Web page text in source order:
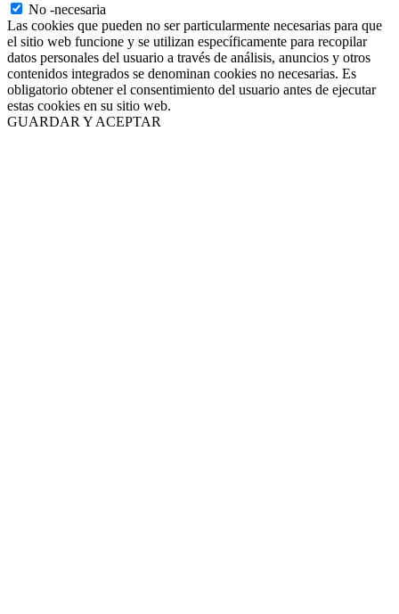
No -necesaria
Las cookies que pueden no ser particularmente necesarias para que
el sitio web funcione y se utilizan específicamente para recopilar
datos personales del usuario a través de análisis, anuncios y otros
contenidos integrados se denominan cookies no necesarias. Es
obligatorio obtener el consentimiento del usuario antes de ejecutar
estas cookies en su sitio web.
GUARDAR Y ACEPTAR